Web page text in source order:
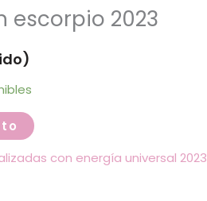
escorpio 2023
con energía universal 2023